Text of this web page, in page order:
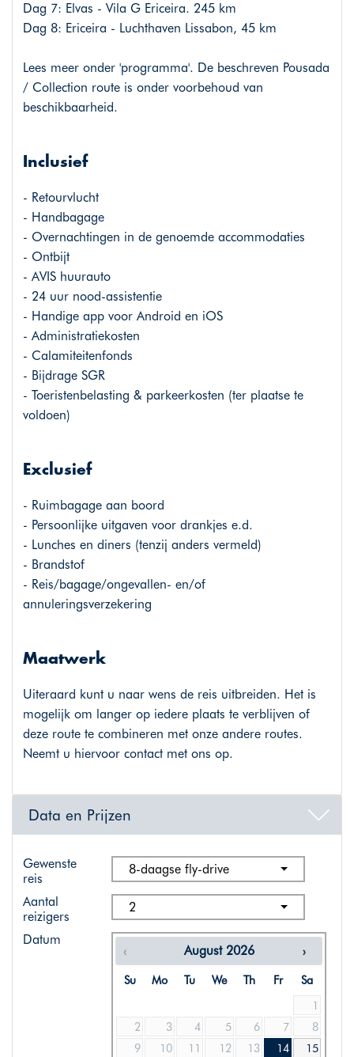
Dag 7: Elvas - Vila G Ericeira. 245 km
Dag 8: Ericeira - Luchthaven Lissabon, 45 km
Lees meer onder 'programma'. De beschreven Pousada
/ Collection route is onder voorbehoud van
beschikbaarheid.
Inclusief
- Retourvlucht
- Handbagage
- Overnachtingen in de genoemde accommodaties
- Ontbijt
- AVIS huurauto
- 24 uur nood-assistentie
- Handige app voor Android en iOS
- Administratiekosten
- Calamiteitenfonds
- Bijdrage SGR
- Toeristenbelasting & parkeerkosten (ter plaatse te
voldoen)
Exclusief
- Ruimbagage aan boord
- Persoonlijke uitgaven voor drankjes e.d.
- Lunches en diners (tenzij anders vermeld)
- Brandstof
- Reis/bagage/ongevallen- en/of
annuleringsverzekering
Maatwerk
Uiteraard kunt u naar wens de reis uitbreiden. Het is
mogelijk om langer op iedere plaats te verblijven of
deze route te combineren met onze andere routes.
Neemt u hiervoor contact met ons op.
Data en Prijzen
Gewenste
reis
8-daagse fly-drive
Aantal
reizigers
2
Datum
August 2026
Su Mo Tu We Th Fr
Sa
1
2
3 4 5 6 7
8
9
10 11 12 13 14 15